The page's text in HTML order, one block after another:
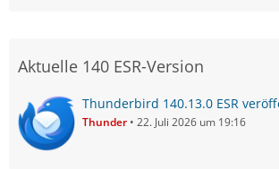
Aktuelle 140 ESR-Version
Thunderbird 140.13.0 ESR
Thunder 22. Juli 2026 um 19:16